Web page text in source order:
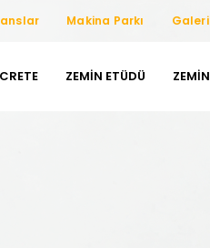
Makina Parkı Galeri
ZEMIN ETÜDÜ